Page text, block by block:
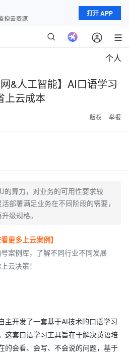
打开 APP
个人
&人工智能】AI口语学习
上云成本
版权 举报
的算力，对业务的可用性要求较
部署满足业务在不同阶段的需要，
级规格。
看更多上云案例】
案例库，了解不同行业不同发展
云决策！
主开发了一套基于AI技术的口语学习
这套口语学习工具旨在于解决英语培
的会看、会写、不会说的问题，基于